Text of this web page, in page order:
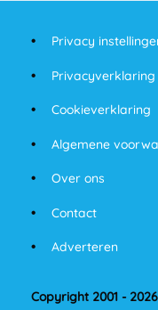
Privacy
Privacyverklaring
Cookieverklaring
Algemene
Over ons
Contact
Adverteren
Copyright 2001 -